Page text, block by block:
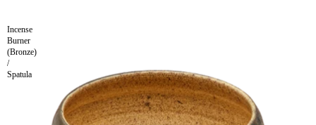
Incense
Burner
(Bronze)
/
Spatula